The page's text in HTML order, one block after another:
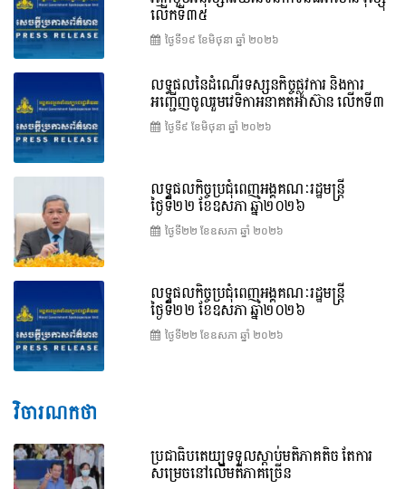
លើកទី៣៥
ថ្ងៃទី១៩ ខែ​មិថុនា ឆ្នាំ ២០២៦
លទ្ធផលនៃដំណើរទស្សនកិច្ចផ្លូវការ និងការ
អញ្ជើញចូលរួមវេទិកាអនាគតអាស៊ាន លើកទី៣
ថ្ងៃទី៩ ខែ​មិថុនា ឆ្នាំ ២០២៦
លទ្ធផលកិច្ចប្រជុំពេញអង្គគណៈរដ្ឋមន្ត្រី
ថ្ងៃទី២២ ខែឧសភា ឆ្នាំ២០២៦
ថ្ងៃទី២២ ខែ​ឧសភា ឆ្នាំ ២០២៦
លទ្ធផលកិច្ចប្រជុំពេញអង្គគណៈរដ្ឋមន្រ្តី
ថ្ងៃទី២២ ខែឧសភា ឆ្នាំ២០២៦
ថ្ងៃទី២២ ខែ​ឧសភា ឆ្នាំ ២០២៦
វិចារណកថា
ប្រជាធិបតេយ្យទទួលស្តាប់មតិភាគតិច តែការ
សម្រេចនៅលើមតិភាគច្រើន